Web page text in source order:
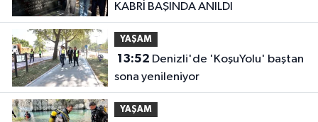
KABRİ BAŞINDA ANILDI
YAŞAM
13:52
sona yenileniyor
YAŞAM